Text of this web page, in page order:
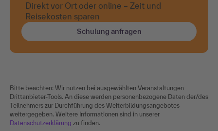
Direkt vor Ort oder online – Zeit und
Reisekosten sparen
Schulung anfragen
Bitte beachten: Wir nutzen bei ausgewählten Veranstaltungen
Drittanbieter-Tools. An diese werden personenbezogene Daten der/des
Teilnehmers zur Durchführung des Weiterbildungsangebotes
weitergegeben. Weitere Informationen sind in unserer
Datenschutzerklärung zu finden.